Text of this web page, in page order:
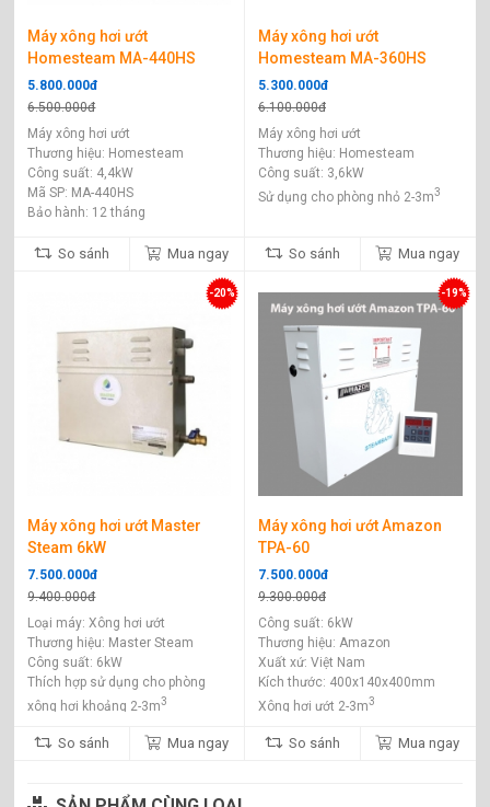
- Uống một tách trà gừng nóng sau khi xông hơi, sẽ giúp bạn
cảm thấy sảng khoái và khỏe khoắn.
- Không nên tắm lại bằng nước nóng hoặc lạnh sau khi xông hơi.
- Không nên ăn quá no trước khi xông hơi.
Mọi thông tin chi tiết, đặt hàng Quý khách có thể liên hệ trực tiếp
hotline của Nội thất Xanh Home hoặc qua chat trực tuyến bên
dưới chúng tôi sẽ giải đáp trong thời gian sớm nhất, hoặc qua
chọn và ủng hộ chúng tôi, chúc Quý khách mua sắm online
Máy xông hơi ướt
Homesteam MA-440HS
5.800.000đ
6.500.000đ
Máy xông hơi ướt
Thương hiệu: Homesteam
Công suất: 4,4kW
Mã SP: MA-440HS
Bảo hành: 12 tháng
So sánh Mua ngay
Máy xông hơi ướt
Homesteam MA-360HS
5.300.000đ
6.100.000đ
Máy xông hơi ướt
Thương hiệu: Homesteam
Công suất: 3,6kW
Sử dụng cho phòng nhỏ 2-3m3
So sánh Mua ngay
Máy xông hơi ướt Master
Steam 6kW
7.500.000đ
9.400.000đ
-20%
Loại máy: Xông hơi ướt
Thương hiệu: Master Steam
Công suất: 6kW
Thích hợp sử dụng cho phòng
xông hơi khoảng 2-3m3
So sánh Mua ngay
Máy xông hơi ướt Amazon
TPA-60
7.500.000đ
9.300.000đ
-19%
Công suất: 6kW
Thương hiệu: Amazon
Xuất xứ: Việt Nam
Kích thước: 400x140x400mm
Xông hơi ướt 2-3m3
So sánh Mua ngay